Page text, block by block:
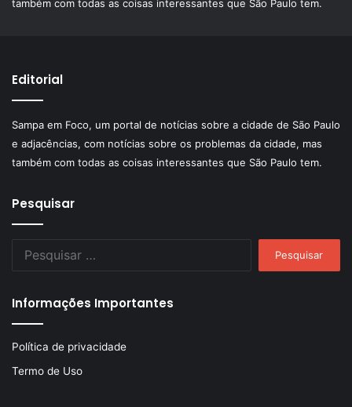
também com todas as coisas interessantes que São Paulo tem.
Editorial
Sampa em Foco, um portal de notícias sobre a cidade de São Paulo
e adjacências, com notícias sobre os problemas da cidade, mas
também com todas as coisas interessantes que São Paulo tem.
Pesquisar
Informações Importantes
Política de privacidade
Termo de Uso